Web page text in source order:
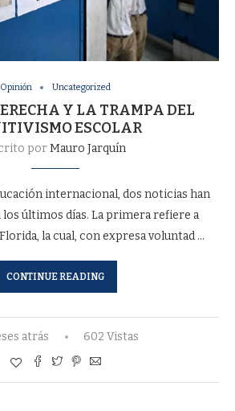
Opinión Uncategorized
Y LA TRAMPA DEL
ESCOLAR
porMauro Jarquín
internacional, dos noticias han
últimos días. La primera refiere a
la cual, con expresa voluntad …
CONTINUE READING
atrás 602 Vistas